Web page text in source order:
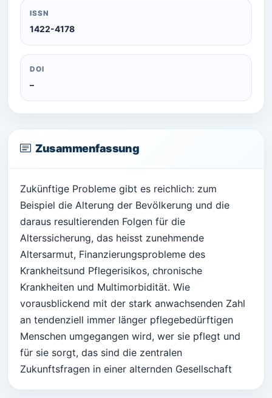
ISSN
1422-4178
DOI
–
Zusammenfassung
Zukünftige Probleme gibt es reichlich: zum
Beispiel die Alterung der Bevölkerung und die
daraus resultierenden Folgen für die
Alterssicherung, das heisst zunehmende
Altersarmut, Finanzierungsprobleme des
Krankheitsund Pflegerisikos, chronische
Krankheiten und Multimorbidität. Wie
vorausblickend mit der stark anwachsenden Zahl
an tendenziell immer länger pflegebedürftigen
Menschen umgegangen wird, wer sie pflegt und
für sie sorgt, das sind die zentralen
Zukunftsfragen in einer alternden Gesellschaft